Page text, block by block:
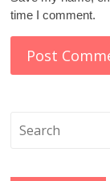
time I comment.